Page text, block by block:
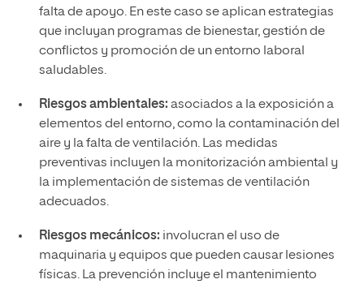
falta de apoyo. En este caso se aplican estrategias
que incluyan programas de bienestar, gestión de
conflictos y promoción de un entorno laboral
saludables.
Riesgos ambientales: asociados a la exposición a
elementos del entorno, como la contaminación del
aire y la falta de ventilación. Las medidas
preventivas incluyen la monitorización ambiental y
la implementación de sistemas de ventilación
adecuados.
Riesgos mecánicos: involucran el uso de
maquinaria y equipos que pueden causar lesiones
físicas. La prevención incluye el mantenimiento